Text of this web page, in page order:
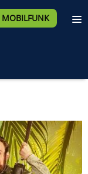
MOBILFUNK